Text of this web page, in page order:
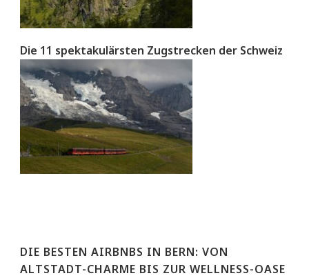
Die 11 spektakulärsten Zugstrecken der Schweiz
DIE BESTEN AIRBNBS IN BERN: VON
ALTSTADT-CHARME BIS ZUR WELLNESS-OASE